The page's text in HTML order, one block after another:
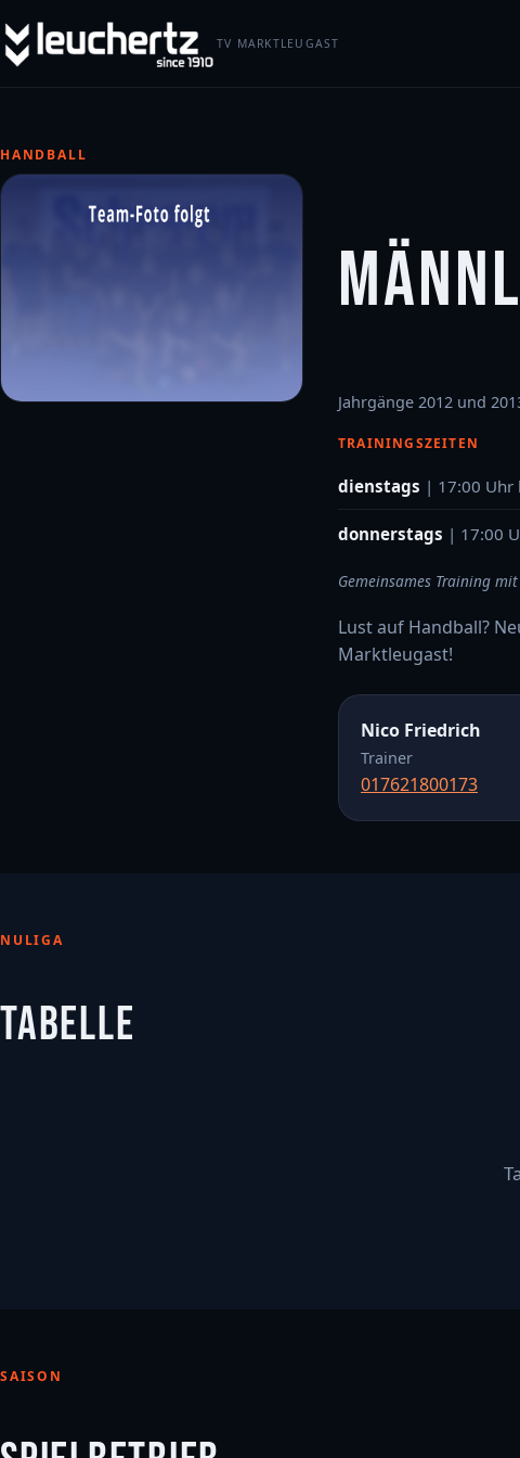
TV MARKTLEUGAST
HANDBALL
Jahrgänge 2012 und
TRAININGSZEITEN
dienstags | 17:00 Uhr
donnerstags | 17:00
Gemeinsames Training
Lust auf Handball?
Marktleugast!
Nico Friedrich
Trainer
017621800173
NULIGA
TABELLE
SAISON